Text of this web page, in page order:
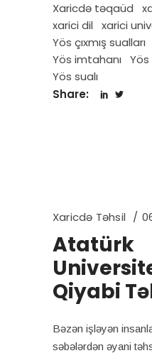
Xaricdə təqaüd
xarici dil
xarici
Yös çıxmış sualları
Yös imtahanı
Yös sualı
Share:
Xaricdə Təhsil
Atatürk
Qiyabi
Bəzən işləyən
səbələrdən əyani